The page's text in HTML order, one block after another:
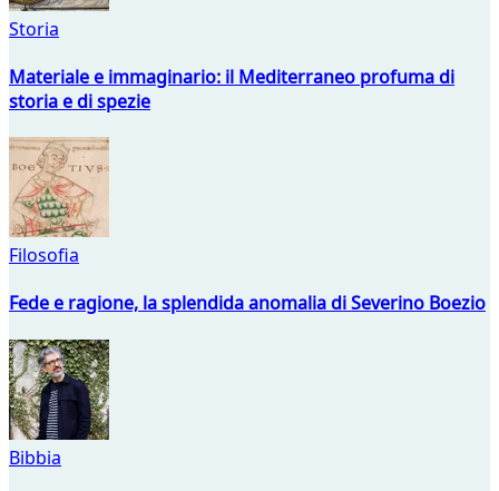
Storia
Materiale e immaginario: il Mediterraneo profuma di
storia e di spezie
Filosofia
Fede e ragione, la splendida anomalia di Severino Boezio
Bibbia